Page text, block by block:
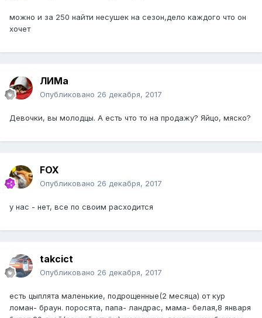
можно и за 250 найти несушек на сезон,дело каждого что он
хочет
ЛИМа
Опубликовано 26 декабря, 2017
Девочки, вы молодцы. А есть что то на продажу? Яйцо, мяско?
FOX
Опубликовано 26 декабря, 2017
у нас - нет, все по своим расходится
takcict
Опубликовано 26 декабря, 2017
есть цыплята маленькие, подрощенные(2 месяца) от кур
ломан- браун. поросята, папа- ландрас, мама- белая,8 января